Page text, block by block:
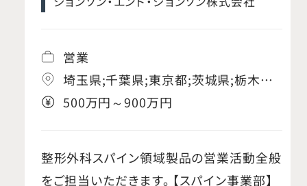
営業
埼玉県;千葉県;東京都;茨城県;栃木県;
群馬県;神奈川県;岐阜県;静岡県;愛知
500万円～900万円
整形外科スパイン領域製品の営業活動全般
をご担当いただきます。 【スパイン事業部】